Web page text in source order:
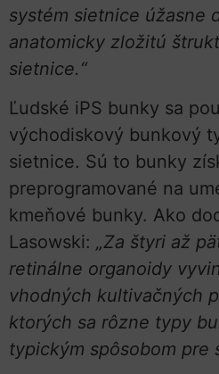
systém sietnice úžasne
anatomicky zložitú
sietnice.“
Ľudské iPS bunky sa
východiskový bunkový
sietnice. Sú to bunky
preprogramované na
kmeňové bunky. Ako
Lasowski: „Za štyri až
retinálne organoidy
vhodných kultivačných
ktorých sa rôzne typy
typickým spôsobom pre